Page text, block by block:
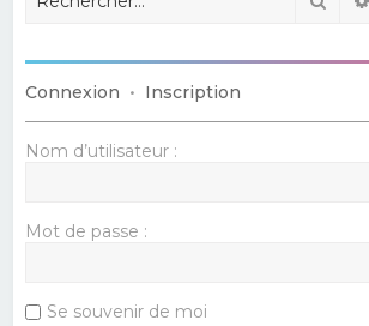
Connexion • Inscription
Nom d’utilisateur :
Mot de passe :
Se souvenir de moi